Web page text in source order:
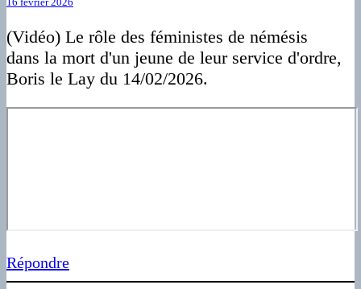
(Vidéo) Le rôle des féministes de némésis
dans la mort d'un jeune de leur service d'ordre,
Boris le Lay du 14/02/2026.
Répondre